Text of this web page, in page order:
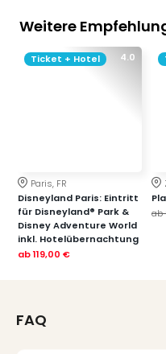
Weitere
4.0
Ticket + Hotel
Paris, FR
Disneyland Paris: Eintritt
für Disneyland® Park &
Disney Adventure World
inkl. Hotelübernachtung
ab119,00 €
ab
FAQ